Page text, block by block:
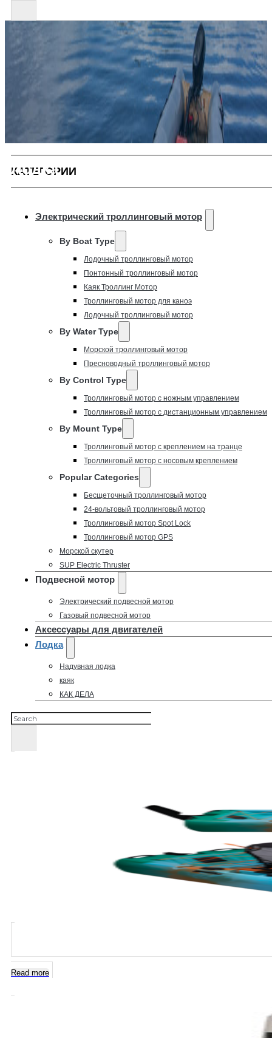
Лодка
КАТЕГОРИИ
Электрический троллинговый мотор
By Boat Type
Лодочный троллинговый мотор
Понтонный троллинговый мотор
Каяк Троллинг Мотор
Троллинговый мотор для каноэ
Лодочный троллинговый мотор
By Water Type
Морской троллинговый мотор
Пресноводный троллинговый мотор
By Control Type
Троллинговый мотор с ножным управлением
Троллинговый мотор с дистанционным управлением
By Mount Type
Троллинговый мотор с креплением на транце
Троллинговый мотор с носовым креплением
Popular Categories
Бесщеточный троллинговый мотор
24-вольтовый троллинговый мотор
Троллинговый мотор Spot Lock
Троллинговый мотор GPS
Морской скутер
SUP Electric Thruster
Подвесной мотор
Электрический подвесной мотор
Газовый подвесной мотор
Аксессуары для двигателей
Лодка
Надувная лодка
каяк
КАК ДЕЛА
Поиск
Read more